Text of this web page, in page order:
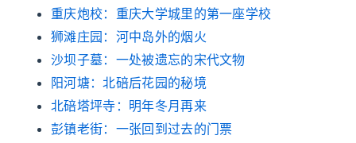
重庆炮校：重庆大学城里的第一座学校
狮滩庄园：河中岛外的烟火
沙坝子墓：一处被遗忘的宋代文物
阳河塘：北碚后花园的秘境
北碚塔坪寺：明年冬月再来
彭镇老街：一张回到过去的门票